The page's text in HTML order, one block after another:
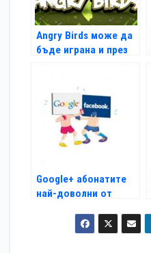
Angry Birds може да
бъде играна и през
Google+ абонатите
най-доволни от